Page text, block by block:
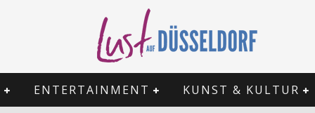
ENTERTAINMENT KUNST & KULTUR